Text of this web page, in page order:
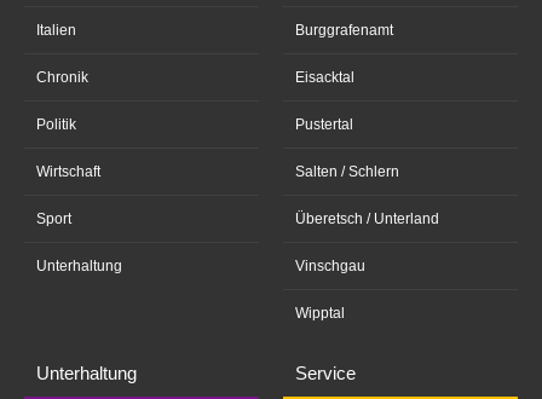
Italien
Chronik
Politik
Wirtschaft
Sport
Unterhaltung
Burggrafenamt
Eisacktal
Pustertal
Salten / Schlern
Überetsch / Unterland
Vinschgau
Wipptal
Unterhaltung Service